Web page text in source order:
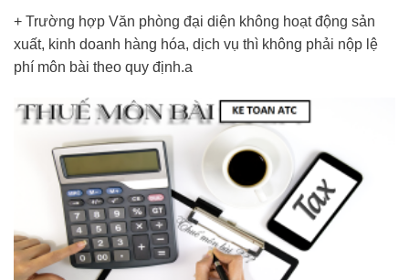
+ Trường hợp Văn phòng đại diện không hoạt động sản
xuất, kinh doanh hàng hóa, dịch vụ thì không phải nộp lệ
phí môn bài theo quy định.a